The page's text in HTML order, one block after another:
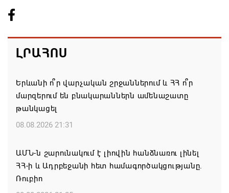
ԼՐԱՀՈՍ
Երևանի ո՞ր վարչական շրջաններում և ՀՀ ո՞ր
մարզերում են բնակարաններն ամենաշատը
թանկացել
08.08.2026 21:31
ԱՄՆ-ն շարունակում է լիովին հանձնառու լինել
ՀՀ-ի և Ադրբեջանի հետ համագործակցությանը.
Ռուբիո